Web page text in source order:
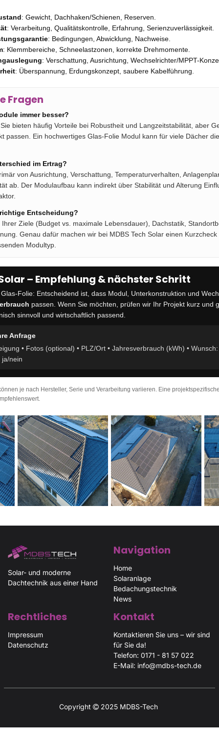
: Gewicht, Dachhaken/Schienen, Reserven.
: Verarbeitung, Qualitätskontrolle, Erfahrung, Serienzuverlässigkeit.
: Bedingungen, Abwicklung, Nachweise.
: Klemmbereiche, Schneelastzonen, korrekte Drehmomente.
: Verschattung, Ausrichtung, Wechselrichter/MPPT-
: Überspannung, Erdungskonzept, saubere Kabelführung.
Fragen
immer besser?
bieten häufig Vorteile bei Robustheit und Langzeitstabilität, aber
passen. Ein hochwertiges Glas-Folie Modul kann für viele Dächer
im Ertrag?
von Ausrichtung, Verschattung, Temperaturverhalten,
ab. Der Modulaufbau kann indirekt über Stabilität und Alterung
Entscheidung?
Ziele (Budget vs. maximale Lebensdauer), Dachstatik,
Genau dafür machen wir bei MDBS Tech Solar einen
Modultyp.
– Empfehlung & nächster Schritt
Folie: Entscheidend ist, dass Modul, Unterkonstruktion und
passen. Wenn Sie möchten, prüfen wir Ihr Projekt kurz und
sinnvoll und wirtschaftlich passend.
Anfrage
• Fotos (optional) • PLZ/Ort • Jahresverbrauch (kWh) • Wunsch:
ja/nein
je nach Hersteller, Serie und Verarbeitung variieren. Eine
Solar- und moderne
Dachtechnik aus einer Hand
Navigation
Home
Solaranlage
Bedachungstechnik
News
Rechtliches
Impressum
Datenschutz
Kontakt
Kontaktieren Sie uns – wir sind
für Sie da!
Telefon: 0171 - 81 57 022
E-Mail: info@mdbs-tech.de
Copyright 2025 MDBS-Tech